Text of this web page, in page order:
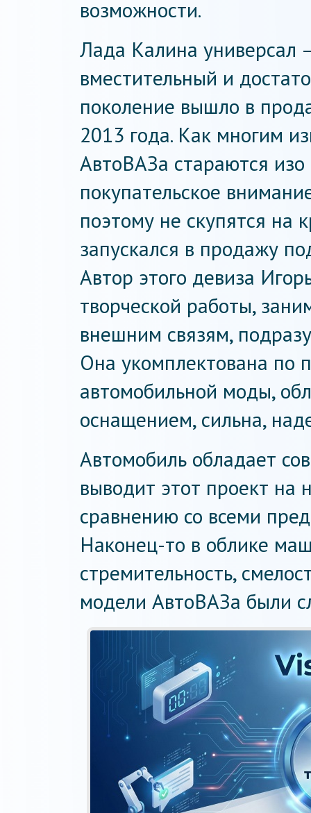
возможности.
Лада Калина универсал
вместительный и
поколение вышло в
2013 года. Как многим
АвтоВАЗа стараются изо
покупательское
поэтому не скупятся на
запускался в продажу
Автор этого девиза
творческой работы,
внешним связям,
Она укомплектована по
автомобильной моды,
оснащением, сильна,
Автомобиль обладает
выводит этот проект на
сравнению со всеми
Наконец-то в облике
стремительность,
модели АвтоВАЗа были